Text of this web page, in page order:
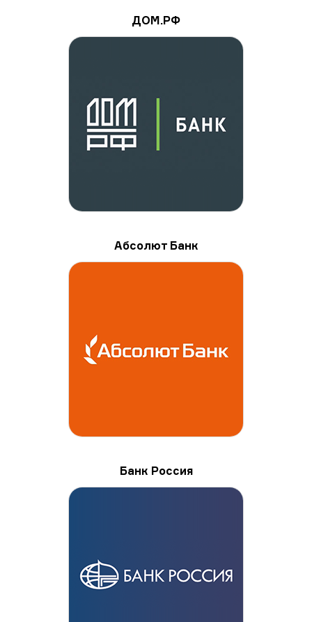
ДОМ.РФ
Абсолют Банк
Банк Россия